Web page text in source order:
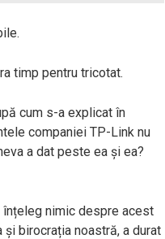
timp pentru tricotat.
cum s-a explicat în
companiei TP-Link nu
a dat peste ea și ea?
înțeleg nimic despre acest
și birocrația noastră, a durat